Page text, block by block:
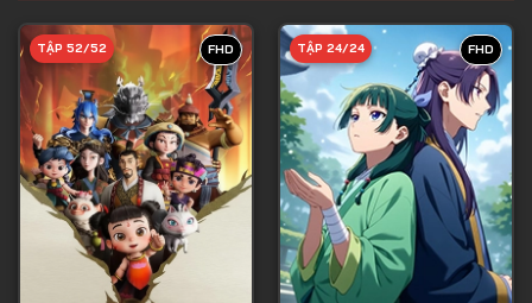
FHD
TẬP 52/52 FHD
TẬP 24/24